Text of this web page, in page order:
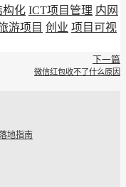
构化 ICT项目管理 内网
游项目 创业 项目可视
下一篇
微信红包收不了什么原因
地指南